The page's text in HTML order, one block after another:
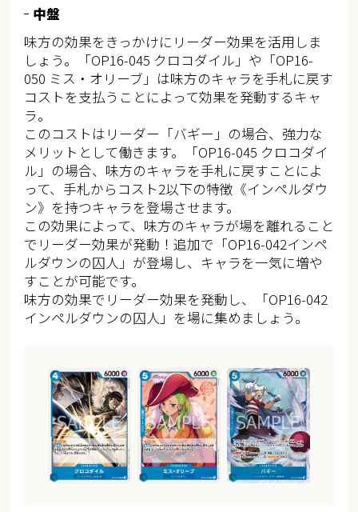
中盤
味方の効果をきっかけにリーダー効果を活用しま
しょう。「OP16-045 クロコダイル」や「OP16-
050 ミス・オリーブ」は味方のキャラを手札に戻す
コストを支払うことによって効果を発動するキャ
ラ。
このコストはリーダー「バギー」の場合、強力な
メリットとして働きます。「OP16-045 クロコダイ
ル」の場合、味方のキャラを手札に戻すことによ
って、手札からコスト2以下の特徴《インペルダウ
ン》を持つキャラを登場させます。
この効果によって、味方のキャラが場を離れること
でリーダー効果が発動！追加で「OP16-042インペ
ルダウンの囚人」が登場し、キャラを一気に増や
すことが可能です。
味方の効果でリーダー効果を発動し、「OP16-042
インペルダウンの囚人」を場に集めましょう。